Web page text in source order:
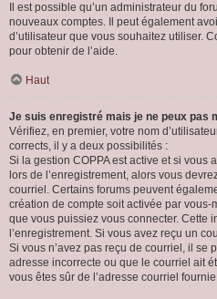
Il est possible qu’un administrateur du
nouveaux comptes. Il peut également
d’utilisateur que vous souhaitez utiliser.
pour obtenir de l’aide.
Haut
Je suis enregistré mais je ne peux pas
Vérifiez, en premier, votre nom
corrects, il y a deux possibilités :
Si la gestion COPPA est active et si vous
lors de l’enregistrement, alors vous
courriel. Certains forums peuvent
création de compte soit activée par
que vous puissiez vous connecter. Cette
l’enregistrement. Si vous avez reçu un
Si vous n’avez pas reçu de courriel, il se
adresse incorrecte ou que le courriel ait
vous êtes sûr de l’adresse courriel